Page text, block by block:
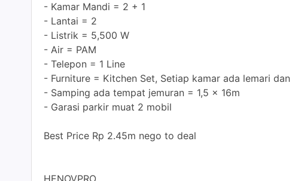
- Kamar Mandi = 2 + 1
- Lantai = 2
- Listrik = 5,500 W
- Air = PAM
- Telepon = 1 Line
- Furniture = Kitchen Set, Setiap kamar ada lemari
- Samping ada tempat jemuran = 1,5 x 16m
- Garasi parkir muat 2 mobil
Best Price Rp 2.45m nego to deal
HENOVPRO